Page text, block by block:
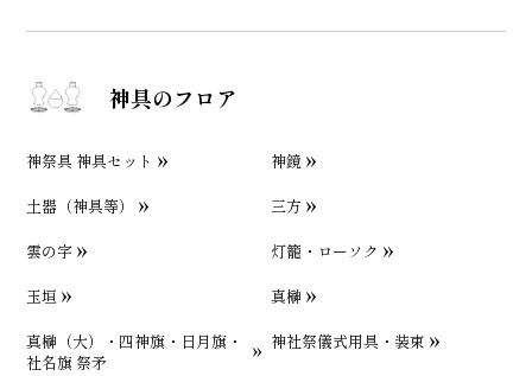
神具のフロア
神祭具 神具セット
神鏡
土器（神具等）
三方
雲の字
灯籠・ローソク
玉垣
真榊
真榊（大）・四神旗・日月旗・
社名旗 祭矛
神社祭儀式用具・装束